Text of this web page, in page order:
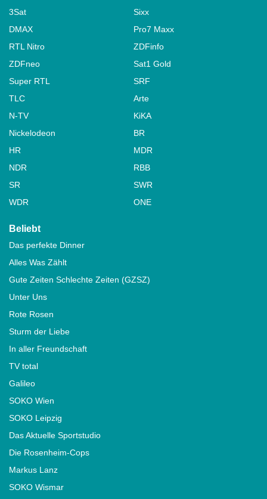
3Sat
Sixx
DMAX
Pro7 Maxx
RTL Nitro
ZDFinfo
ZDFneo
Sat1 Gold
Super RTL
SRF
TLC
Arte
N-TV
KiKA
Nickelodeon
BR
HR
MDR
NDR
RBB
SR
SWR
WDR
ONE
Beliebt
Das perfekte Dinner
Alles Was Zählt
Gute Zeiten Schlechte Zeiten (GZSZ)
Unter Uns
Rote Rosen
Sturm der Liebe
In aller Freundschaft
TV total
Galileo
SOKO Wien
SOKO Leipzig
Das Aktuelle Sportstudio
Die Rosenheim-Cops
Markus Lanz
SOKO Wismar